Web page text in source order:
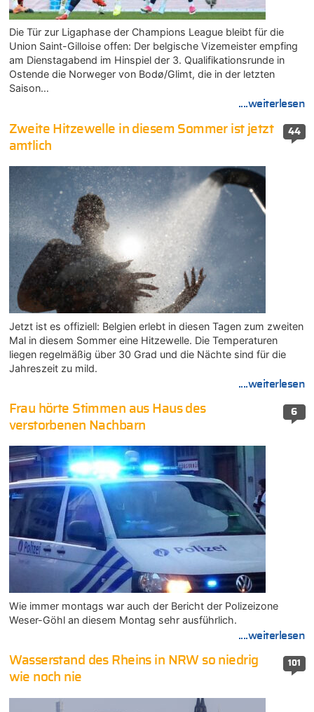
Die Tür zur Ligaphase der Champions League bleibt für die
Union Saint-Gilloise offen: Der belgische Vizemeister empfing
am Dienstagabend im Hinspiel der 3. Qualifikationsrunde in
Ostende die Norweger von Bodø/Glimt, die in der letzten
Saison…
....weiterlesen
44
Zweite Hitzewelle in diesem Sommer ist jetzt
amtlich
Jetzt ist es offiziell: Belgien erlebt in diesen Tagen zum zweiten
Mal in diesem Sommer eine Hitzewelle. Die Temperaturen
liegen regelmäßig über 30 Grad und die Nächte sind für die
Jahreszeit zu mild.
....weiterlesen
6
Frau hörte Stimmen aus Haus des
verstorbenen Nachbarn
Wie immer montags war auch der Bericht der Polizeizone
Weser-Göhl an diesem Montag sehr ausführlich.
....weiterlesen
101
Wasserstand des Rheins in NRW so niedrig
wie noch nie